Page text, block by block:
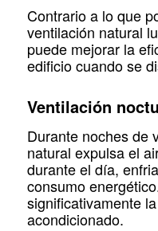
Contrario a lo que
ventilación natural
puede mejorar la
edificio cuando se
Ventilación
Durante noches de
natural expulsa el
durante el día,
consumo
significativamente
acondicionado.